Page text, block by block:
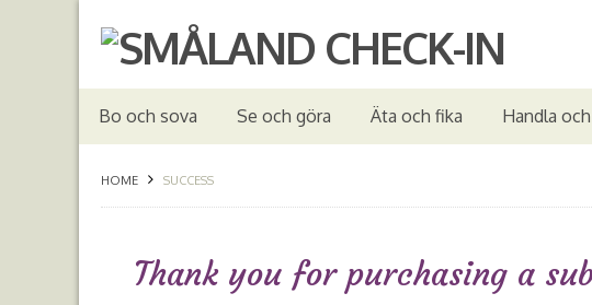
Bo och sova Se och göra Äta och fika Handla
HOME SUCCESS
Thank you for purchasing a